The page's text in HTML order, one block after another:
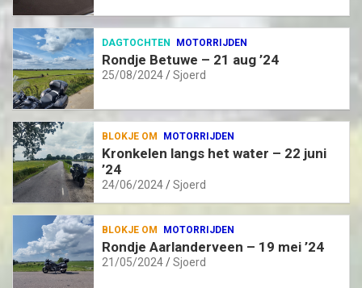
DAGTOCHTEN MOTORRIJDEN
Rondje Betuwe – 21 aug ’24
25/08/2024 Sjoerd
BLOKJE OM MOTORRIJDEN
Kronkelen langs het water – 22 juni
’24
24/06/2024 Sjoerd
BLOKJE OM MOTORRIJDEN
Rondje Aarlanderveen – 19 mei ’24
21/05/2024 Sjoerd